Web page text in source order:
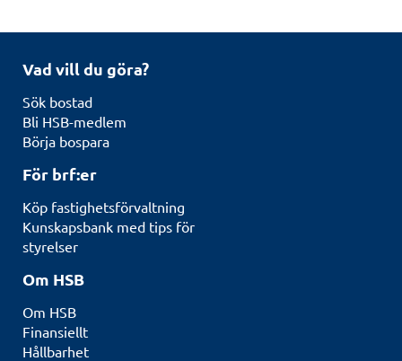
Vad vill du göra?
Sök bostad
Bli HSB-medlem
Börja bospara
För brf:er
Köp fastighetsförvaltning
Kunskapsbank med tips för
styrelser
Om HSB
Om HSB
Finansiellt
Hållbarhet